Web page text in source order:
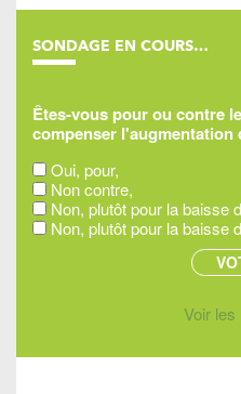
SONDAGE EN COURS…
Êtes-vous pour ou contre
compenser
Oui, pour,
Non contre,
Non, plutôt pour la baisse
Non, plutôt pour la baisse
Voir